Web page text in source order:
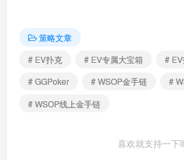
策略文章
# EV扑克
# EV专属大宝箱 #
# GGPoker
# WSOP金手链
#
# WSOP线上金手链
喜欢就支持一下